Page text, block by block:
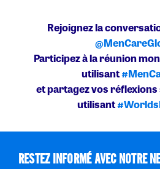
Rejoignez la
Participez à la réunion
utilisant
et partagez vos
utilisant
RESTEZ INFORMÉ AVEC NOTRE